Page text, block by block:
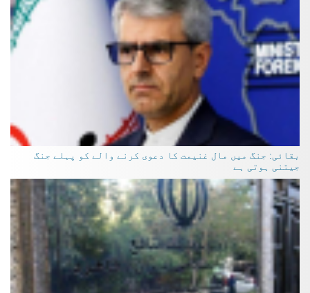
بقائی: جنگ میں مال غنیمت کا دعوی کرنے والے کو پہلے جنگ
جیتنی ہوتی ہے